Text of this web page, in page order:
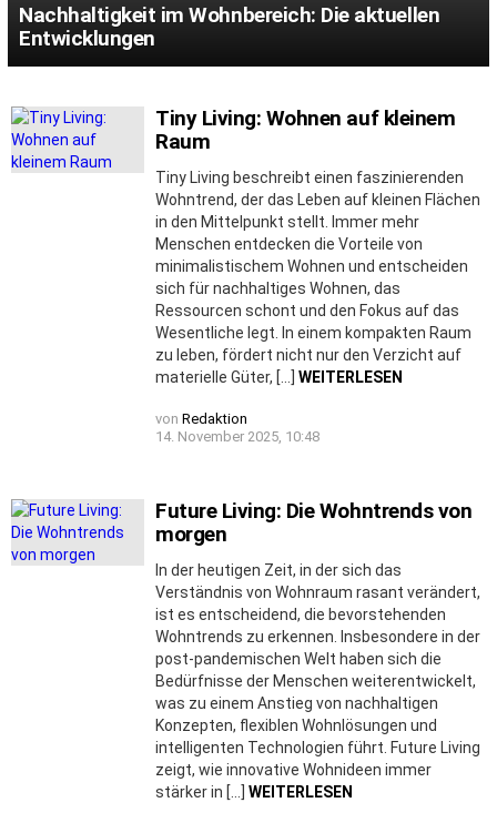
Nachhaltigkeit im Wohnbereich: Die aktuellen
Entwicklungen
MORE
STORIES
Tiny Living: Wohnen auf kleinem
Raum
Tiny Living beschreibt einen faszinierenden
Wohntrend, der das Leben auf kleinen Flächen
in den Mittelpunkt stellt. Immer mehr
Menschen entdecken die Vorteile von
minimalistischem Wohnen und entscheiden
sich für nachhaltiges Wohnen, das
Ressourcen schont und den Fokus auf das
Wesentliche legt. In einem kompakten Raum
zu leben, fördert nicht nur den Verzicht auf
materielle Güter, […] WEITERLESEN
von Redaktion
14. November 2025, 10:48
Future Living: Die Wohntrends von
morgen
In der heutigen Zeit, in der sich das
Verständnis von Wohnraum rasant verändert,
ist es entscheidend, die bevorstehenden
Wohntrends zu erkennen. Insbesondere in der
post-pandemischen Welt haben sich die
Bedürfnisse der Menschen weiterentwickelt,
was zu einem Anstieg von nachhaltigen
Konzepten, flexiblen Wohnlösungen und
intelligenten Technologien führt. Future Living
zeigt, wie innovative Wohnideen immer
stärker in […] WEITERLESEN